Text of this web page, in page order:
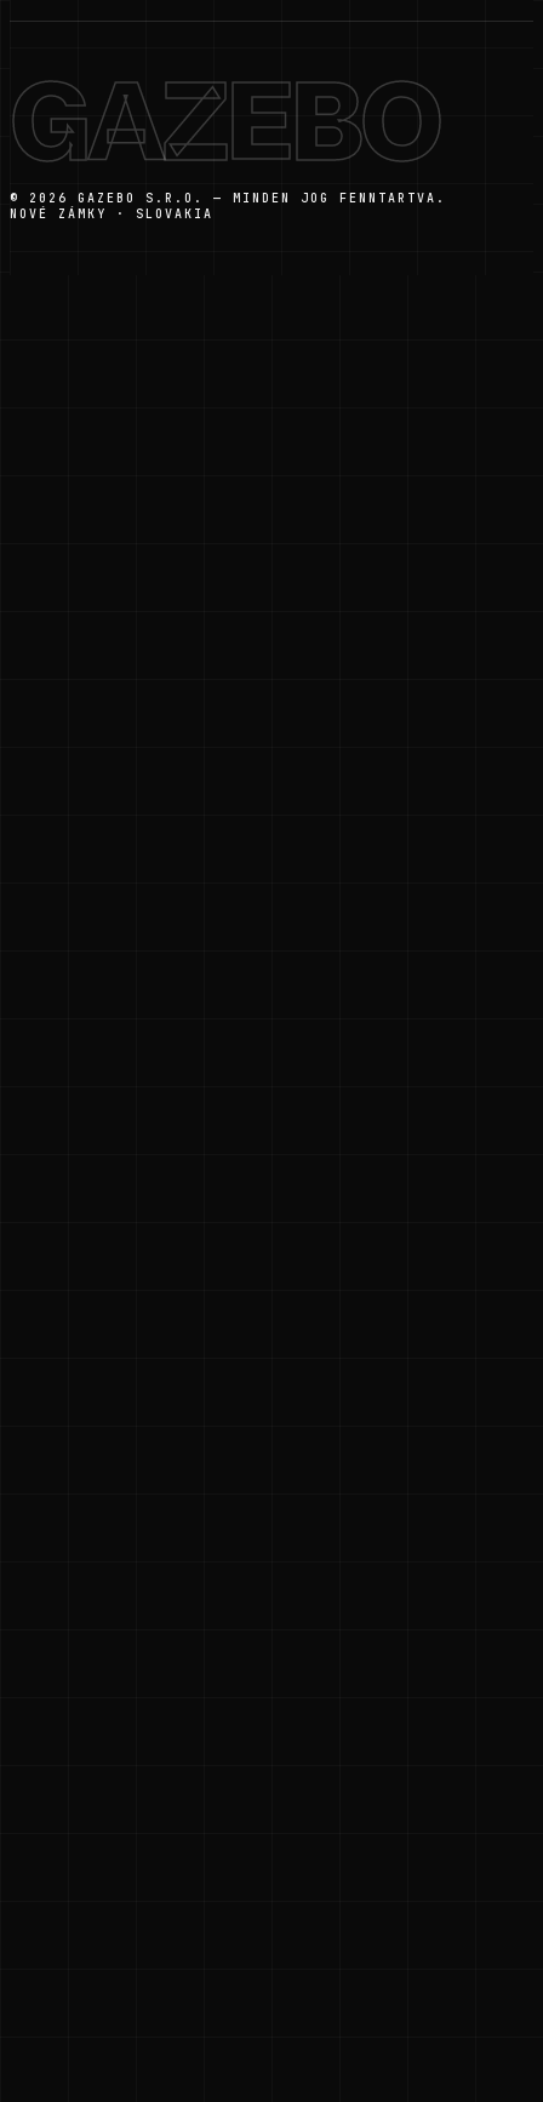
GAZEBO
© 2026 GAZEBO S.R.O. — MINDEN JOG FENNTARTVA.
NOVÉ ZÁMKY · SLOVAKIA